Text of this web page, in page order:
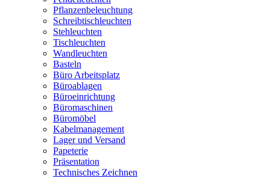
Pflanzenbeleuchtung
Schreibtischleuchten
Stehleuchten
Tischleuchten
Wandleuchten
Basteln
Büro Arbeitsplatz
Büroablagen
Büroeinrichtung
Büromaschinen
Büromöbel
Kabelmanagement
Lager und Versand
Papeterie
Präsentation
Technisches Zeichnen